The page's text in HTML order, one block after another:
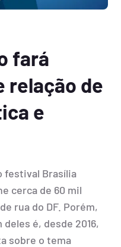
fará
relação de
e
festival Brasília
cerca de 60 mil
rua do DF. Porém,
é, desde 2016,
sobre o tema